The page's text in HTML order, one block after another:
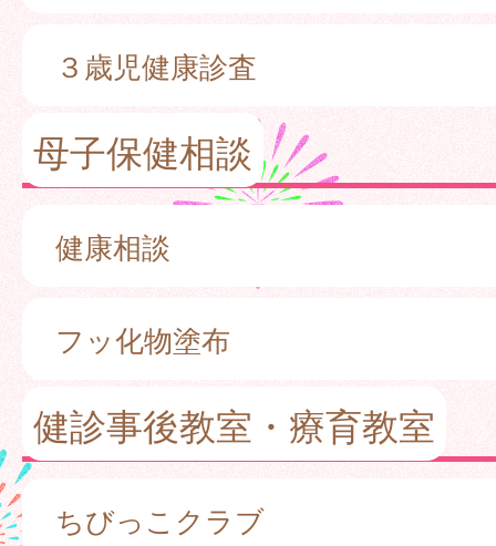
３歳児健康診査
母子保健相談
健康相談
フッ化物塗布
健診事後教室・療育教室
ちびっこクラブ